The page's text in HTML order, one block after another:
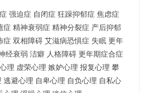
强迫症 自闭症 狂躁抑郁症 焦虑症
症 精神衰弱症 精神分裂症 产后抑郁
症 双相障碍 艾滋病恐惧症 失眠 更年
经衰弱 洁癖 人格障碍 更年期症合症
理 虚荣心理 嫉妒心理 报复心理 攀
逃避心理 自卑心理 自负心理 自私心